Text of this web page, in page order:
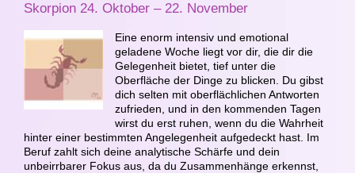
Skorpion 24. Oktober – 22. November
Eine enorm intensiv und emotional
geladene Woche liegt vor dir, die dir die
Gelegenheit bietet, tief unter die
Oberfläche der Dinge zu blicken. Du gibst
dich selten mit oberflächlichen Antworten
zufrieden, und in den kommenden Tagen
wirst du erst ruhen, wenn du die Wahrheit
hinter einer bestimmten Angelegenheit aufgedeckt hast. Im
Beruf zahlt sich deine analytische Schärfe und dein
unbeirrbarer Fokus aus, da du Zusammenhänge erkennst,